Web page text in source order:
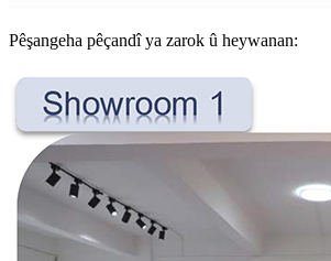
Pêşangeha pêçandî ya zarok û heywanan: